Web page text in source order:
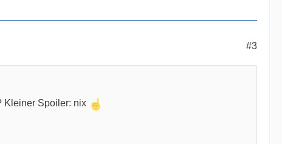
#3
Kleiner Spoiler: nix